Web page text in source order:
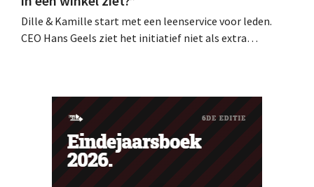
Dille & Kamille start met een leenservice voor leden.
CEO Hans Geels ziet het initiatief niet als extra